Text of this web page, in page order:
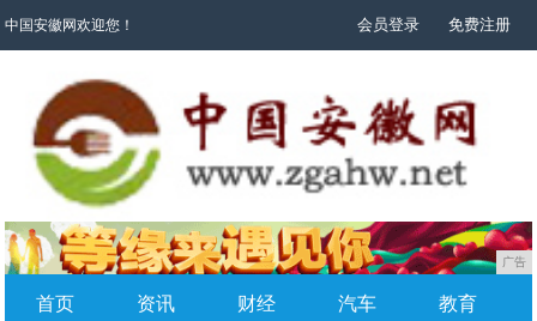
中国安徽网欢迎您！ 会员登录 免费注册
广告
首页 资讯 财经 汽车 教育